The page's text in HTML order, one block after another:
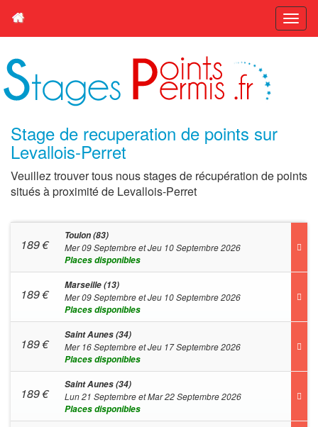
Stage de recuperation de points sur
Levallois-Perret
Veuillez trouver tous nous stages de récupération de points
situés à proximité de Levallois-Perret
189€
Toulon (83)
Mer 09 Septembre et Jeu 10 Septembre 2026
Places disponibles
189€
Marseille (13)
Mer 09 Septembre et Jeu 10 Septembre 2026
Places disponibles
189€
Saint Aunes (34)
Mer 16 Septembre et Jeu 17 Septembre 2026
Places disponibles
189€
Saint Aunes (34)
Lun 21 Septembre et Mar 22 Septembre 2026
Places disponibles